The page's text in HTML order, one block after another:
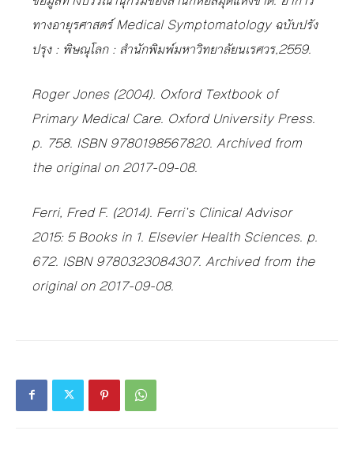
ทางอายุรศาสตร์ Medical Symptomatology ฉบับปรัง
ปรุง : พิษณุโลก : สำนักพิมพ์มหาวิทยาลัยนเรศวร,2559.
Roger Jones (2004). Oxford Textbook of
Primary Medical Care. Oxford University Press.
p. 758. ISBN 9780198567820. Archived from
the original on 2017-09-08.
Ferri, Fred F. (2014). Ferri’s Clinical Advisor
2015: 5 Books in 1. Elsevier Health Sciences. p.
672. ISBN 9780323084307. Archived from the
original on 2017-09-08.